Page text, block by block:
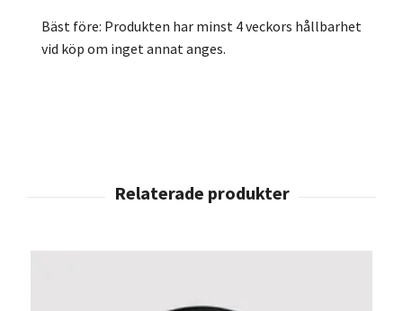
Bäst före: Produkten har minst 4 veckors hållbarhet
vid köp om inget annat anges.